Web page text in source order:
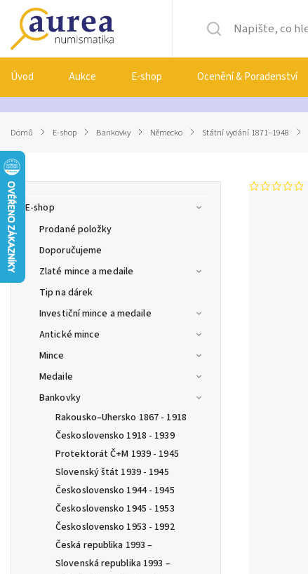
Úvod Aukce E-shop Ocenění & Poradenství
Domů / E-shop / Bankovky / Německo / Státní vydání 1871–1948 /
E-shop
Prodané položky
Doporučujeme
Zlaté mince a medaile
Tip na dárek
Investiční mince a medaile
Antické mince
Mince
Medaile
Bankovky
Rakousko–Uhersko 1867 - 1918
Československo 1918 - 1939
Protektorát Č+M 1939 - 1945
Slovenský štát 1939 - 1945
Československo 1944 - 1945
Československo 1945 - 1953
Československo 1953 - 1992
Česká republika 1993 –
Slovenská republika 1993 –